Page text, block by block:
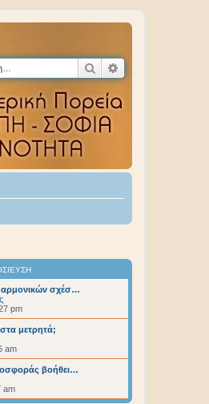
Αναζήτηση
αρμονικών σχέσ…
pm
μετρητά;
am
βοήθει…
am